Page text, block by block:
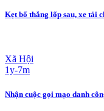
Kẹt bố thắng lốp sau, xe tải
Xã Hội
1y-7m
Nhận cuộc gọi mạo danh